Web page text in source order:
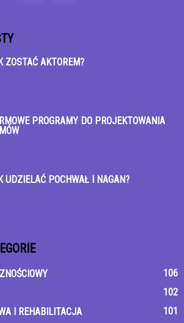
ZOSTAĆ AKTOREM?
PROGRAMY DO PROJEKTOWANIA
UDZIELAĆ POCHWAŁ I NAGAN?
106
102
I REHABILITACJA
101